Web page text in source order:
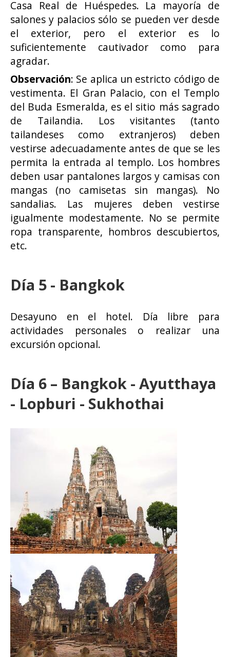
Casa Real de Huéspedes. La mayoría de
salones y palacios sólo se pueden ver desde
el exterior, pero el exterior es lo
suficientemente cautivador como para
agradar.
Observación: Se aplica un estricto código de
vestimenta. El Gran Palacio, con el Templo
del Buda Esmeralda, es el sitio más sagrado
de Tailandia. Los visitantes (tanto
tailandeses como extranjeros) deben
vestirse adecuadamente antes de que se les
permita la entrada al templo. Los hombres
deben usar pantalones largos y camisas con
mangas (no camisetas sin mangas). No
sandalias. Las mujeres deben vestirse
igualmente modestamente. No se permite
ropa transparente, hombros descubiertos,
etc.
Día 5 - Bangkok
Desayuno en el hotel. Día libre para
actividades personales o realizar una
excursión opcional.
Día 6 – Bangkok - Ayutthaya
- Lopburi - Sukhothai